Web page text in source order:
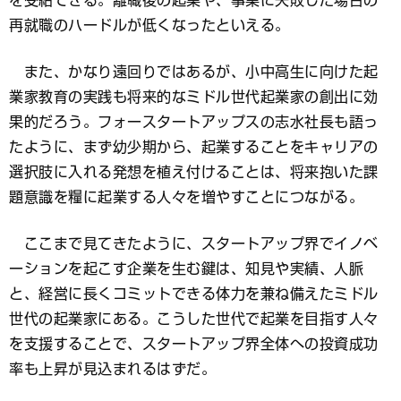
再就職のハードルが低くなったといえる。
また、かなり遠回りではあるが、小中高生に向けた起
業家教育の実践も将来的なミドル世代起業家の創出に効
果的だろう。フォースタートアップスの志水社長も語っ
たように、まず幼少期から、起業することをキャリアの
選択肢に入れる発想を植え付けることは、将来抱いた課
題意識を糧に起業する人々を増やすことにつながる。
ここまで見てきたように、スタートアップ界でイノベ
ーションを起こす企業を生む鍵は、知見や実績、人脈
と、経営に長くコミットできる体力を兼ね備えたミドル
世代の起業家にある。こうした世代で起業を目指す人々
を支援することで、スタートアップ界全体への投資成功
率も上昇が見込まれるはずだ。